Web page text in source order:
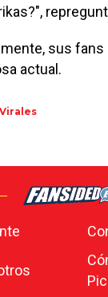
sus fans
actual.